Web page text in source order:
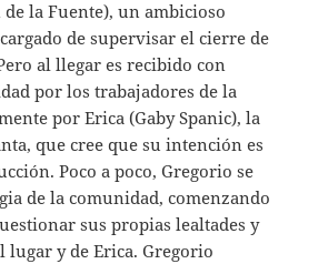
la Fuente), un ambicioso
de supervisar el cierre de
al llegar es recibido con
por los trabajadores de la
por Erica (Gaby Spanic), la
que cree que su intención es
Poco a poco, Gregorio se
de la comunidad, comenzando
sus propias lealtades y
lugar y de Erica. Gregorio